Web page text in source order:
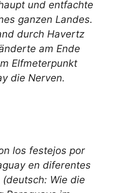
und entfachte
ganzen Landes.
durch Havertz
am Ende
Elfmeterpunkt
die Nerven.
los festejos por
en diferentes
(deutsch: Wie die